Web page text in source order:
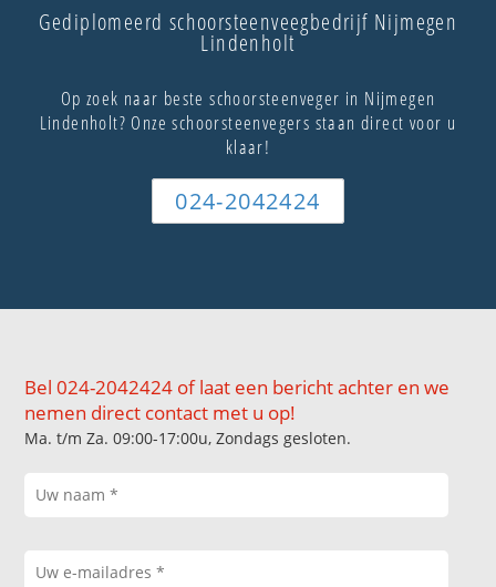
Gediplomeerd schoorsteenveegbedrijf Nijmegen
Lindenholt
Op zoek naar beste schoorsteenveger in Nijmegen
Lindenholt? Onze schoorsteenvegers staan direct voor u
klaar!
024-2042424
Bel 024-2042424 of laat een bericht achter en we
nemen direct contact met u op!
Ma. t/m Za. 09:00-17:00u, Zondags gesloten.